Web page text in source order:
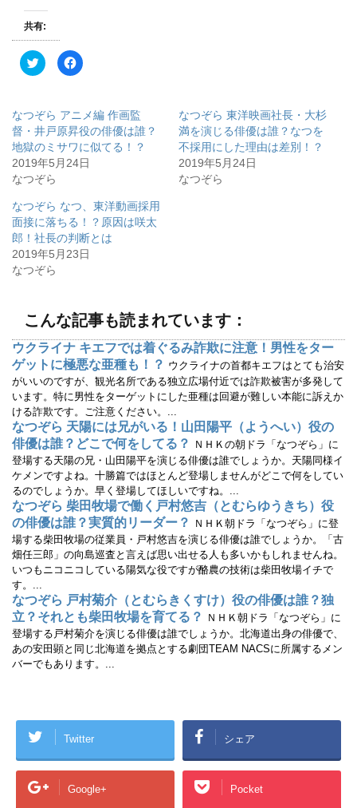
共有:
ク
リ
T
w
i
t
t
e
r
で
有
(
新
し
い
ウ
ィ
ン
き
ま
す
)
F
a
o
k
で
共
有
す
ク
リ
ッ
ク
し
て
く
し
い
ウ
ィ
ン
ド
ウ
で
開
き
ま
す
)
なつぞら アニメ編 作画監
督・井戸原昇役の俳優は誰？
地獄のミサワに似てる！？
2019年5月24日
なつぞら
なつぞら 東洋映画社長・大杉
満を演じる俳優は誰？なつを
不採用にした理由は差別！？
2019年5月24日
なつぞら
なつぞら なつ、東洋動画採用
面接に落ちる！？原因は咲太
郎！社長の判断とは
2019年5月23日
なつぞら
こんな記事も読まれています：
ウクライナ キエフでは着ぐるみ詐欺に注意！男性をター
ゲットに極悪な亜種も！？ ウクライナの首都キエフはとても治安
がいいのですが、観光名所である独立広場付近では詐欺被害が多発して
います。特に男性をターゲットにした亜種は回避が難しい本能に訴えか
ける詐欺です。ご注意ください。...
なつぞら 天陽には兄がいる！山田陽平（ようへい）役の
俳優は誰？どこで何をしてる？
ＮＨＫの朝ドラ「なつぞら」に
登場する天陽の兄・山田陽平を演じる俳優は誰でしょうか。天陽同様イ
ケメンですよね。十勝篇ではほとんど登場しませんがどこで何をしてい
るのでしょうか。早く登場してほしいですね。...
なつぞら 柴田牧場で働く戸村悠吉（とむらゆうきち）役
の俳優は誰？実質的リーダー？
ＮＨＫ朝ドラ「なつぞら」に登
場する柴田牧場の従業員・戸村悠吉を演じる俳優は誰でしょうか。「古
畑任三郎」の向島巡査と言えば思い出せる人も多いかもしれませんね。
いつもニコニコしている陽気な役ですが酪農の技術は柴田牧場イチで
す。...
なつぞら 戸村菊介（とむらきくすけ）役の俳優は誰？独
立？それとも柴田牧場を育てる？
ＮＨＫ朝ドラ「なつぞら」に
登場する戸村菊介を演じる俳優は誰でしょうか。北海道出身の俳優で、
あの安田顕と同じ北海道を拠点とする劇団TEAM NACSに所属するメン
バーでもあります。...
Twitter シェア
Google+ Pocket